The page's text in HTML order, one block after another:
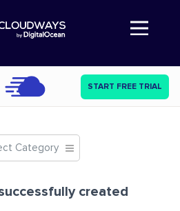
Abre a navegação
START FREE TRIAL
Category
created